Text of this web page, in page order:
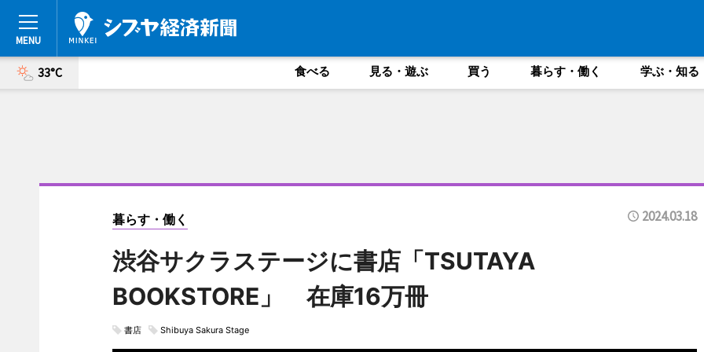
33°C 食べる 見る・遊ぶ 買う 暮らす・働く 学ぶ・知る
暮らす・働く 2024.03.18
渋谷サクラステージに書店「TSUTAYA
BOOKSTORE」 在庫16万冊
書店 Shibuya Sakura Stage